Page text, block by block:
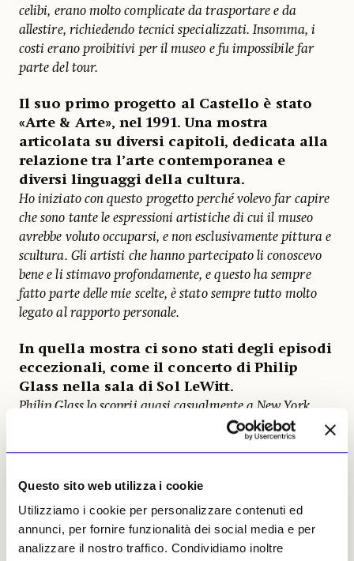
Questo sito web utilizza i cookie
Utilizziamo i cookie per personalizzare contenuti ed
annunci, per fornire funzionalità dei social media e per
analizzare il nostro traffico. Condividiamo inoltre
celibi, erano molto complicate da trasportare e da
allestire, richiedendo tecnici specializzati. Insomma, i
costi erano proibitivi per il museo e fu impossibile far
parte del tour.
Il suo primo progetto al Castello è stato
«Arte & Arte», nel 1991. Una mostra
articolata su diversi capitoli, dedicata alla
relazione tra l’arte contemporanea e
diversi linguaggi della cultura.
Ho iniziato con questo progetto perché volevo far capire
che sono tante le espressioni artistiche di cui il museo
avrebbe voluto occuparsi, e non esclusivamente pittura e
scultura. Gli artisti che hanno partecipato li conoscevo
bene e li stimavo profondamente, e questo ha sempre
fatto parte delle mie scelte, è stato sempre tutto molto
legato al rapporto personale.
In quella mostra ci sono stati degli episodi
eccezionali, come il concerto di Philip
Glass nella sala di Sol LeWitt.
Philip Glass lo scoprii quasi casualmente a New York
all’inizio degli anni ’70. A quell’epoca tutto era facile.
Ero andata a New Work per conoscere Rebecca, e mi era
studio di un musicista, molto conosciuto in città, ma che
Ripeto, le cose erano molto diverse, ho semplicemente
aperto la porta del suo studio e l’ho conosciuto, oggi non